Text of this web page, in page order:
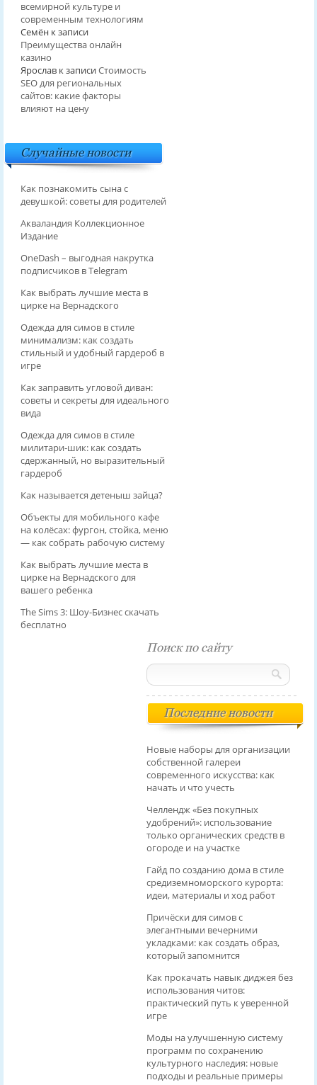
всемирной культуре и
современным технологиям
Семёнк записи
Преимущества онлайн
казино
Ярославк записиСтоимость
SEO для региональных
сайтов: какие факторы
влияют на цену
Случайные новости
Как познакомить сына с
девушкой: советы для родителей
Акваландия Коллекционное
Издание
OneDash – выгодная накрутка
подписчиков в Telegram
Как выбрать лучшие места в
цирке на Вернадского
Одежда для симов в стиле
минимализм: как создать
стильный и удобный гардероб в
игре
Как заправить угловой диван:
советы и секреты для идеального
вида
Одежда для симов в стиле
милитари‑шик: как создать
сдержанный, но выразительный
гардероб
Как называется детеныш зайца?
Объекты для мобильного кафе
на колёсах: фургон, стойка, меню
— как собрать рабочую систему
Как выбрать лучшие места в
цирке на Вернадского для
вашего ребенка
The Sims 3: Шоу-Бизнес скачать
бесплатно
Поиск по сайту
Последние новости
Новые наборы для организации
собственной галереи
современного искусства: как
начать и что учесть
Челлендж «Без покупных
удобрений»: использование
только органических средств в
огороде и на участке
Гайд по созданию дома в стиле
средиземноморского курорта:
идеи, материалы и ход работ
Причёски для симов с
элегантными вечерними
укладками: как создать образ,
который запомнится
Как прокачать навык диджея без
использования читов:
практический путь к уверенной
игре
Моды на улучшенную систему
программ по сохранению
культурного наследия: новые
подходы и реальные примеры